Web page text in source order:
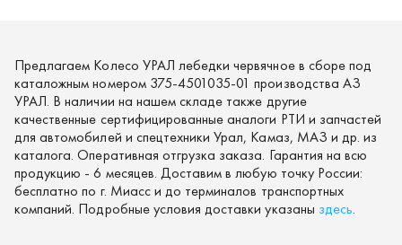
Предлагаем Колесо УРАЛ лебедки червячное в сборе под
каталожным номером 375-4501035-01 производства АЗ
УРАЛ. В наличии на нашем складе также другие
качественные сертифицированные аналоги РТИ и запчастей
для автомобилей и спецтехники Урал, Камаз, МАЗ и др. из
каталога. Оперативная отгрузка заказа. Гарантия на всю
продукцию - 6 месяцев. Доставим в любую точку России:
бесплатно по г. Миасс и до терминалов транспортных
компаний. Подробные условия доставки указаны здесь.